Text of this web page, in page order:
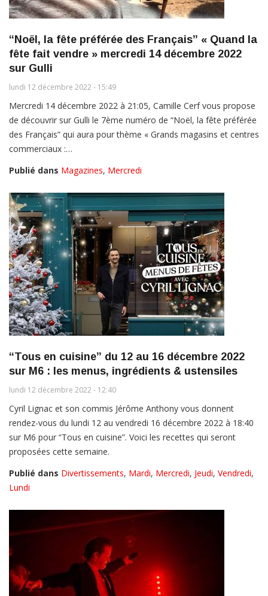
“Noël, la fête préférée des Français” « Quand la
fête fait vendre » mercredi 14 décembre 2022
sur Gulli
lundi 12 décembre 2022 - 15:49
Mercredi 14 décembre 2022 à 21:05, Camille Cerf vous propose
de découvrir sur Gulli le 7ème numéro de “Noël, la fête préférée
des Français” qui aura pour thème « Grands magasins et centres
commerciaux :…
Publié dans Magazines, Mercredi
“Tous en cuisine” du 12 au 16 décembre 2022
sur M6 : les menus, ingrédients & ustensiles
lundi 12 décembre 2022 - 12:40
Cyril Lignac et son commis Jérôme Anthony vous donnent
rendez-vous du lundi 12 au vendredi 16 décembre 2022 à 18:40
sur M6 pour “Tous en cuisine”. Voici les recettes qui seront
proposées cette semaine.
Publié dans Divertissements, Mardi, Mercredi, Jeudi, Vendredi,
Lundi